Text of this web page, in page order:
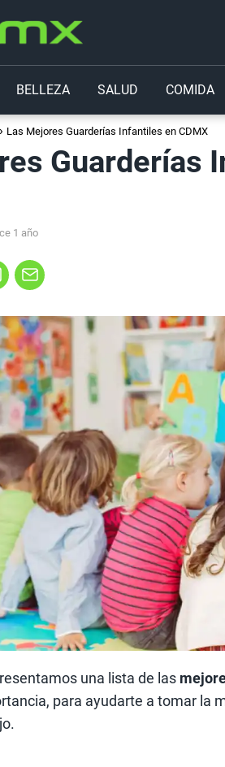
BELLEZA SALUD COMIDA
Las Mejores Guarderías Infantiles en CDMX
Guarderías
1 año
una lista de las
para ayudarte a tomar la